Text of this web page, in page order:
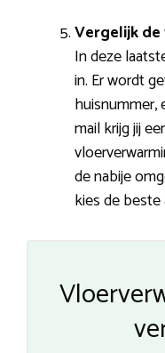
Vergelijk
In deze
in. Er wordt
huisnummer,
mail krijg jij
de nabije
kies de beste